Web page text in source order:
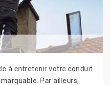
à entretenir votre conduit
Par ailleurs,